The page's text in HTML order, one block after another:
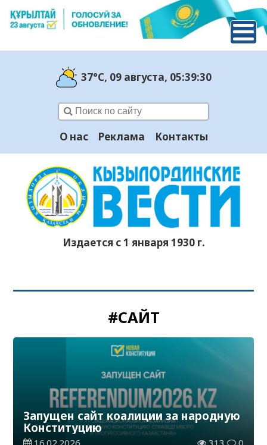
37°C, 09 августа, 05:39:31
О нас Реклама Контакты
Издается с 1 января 1930 г.
#САЙТ
Запущен сайт коалиции за народную
Конституцию
16.02.2026 313 0